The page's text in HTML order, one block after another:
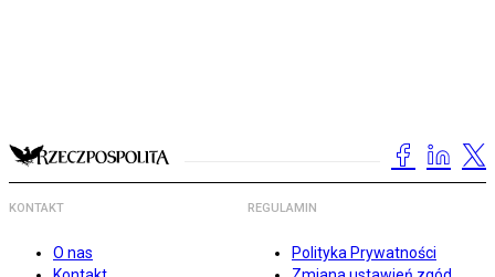
KONTAKT
O nas
REGULAMIN
Polityka Prywatności